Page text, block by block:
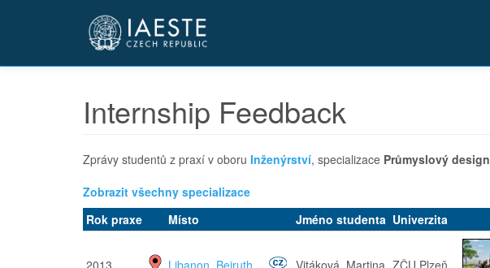
Internship Feedback
Zprávy studentů z praxí v oboru Inženýrství, specializace Průmyslový design
Zobrazit všechny specializace
Rok praxe
Místo Jméno studenta Univerzita
2013 Libanon, Beiruth Vitáková, Martina ZČU Plzeň